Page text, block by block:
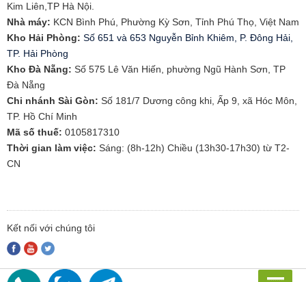
Kim Liên,TP Hà Nội.
Nhà máy: KCN Bình Phú, Phường Kỳ Sơn, Tỉnh Phú Thọ, Việt Nam
Kho Hải Phòng: Số 651 và 653 Nguyễn Bỉnh Khiêm, P. Đông Hải,
TP. Hải Phòng
​Kho Đà Nẵng: Số 575 Lê Văn Hiến, phường Ngũ Hành Sơn, TP
Đà Nẵng
Chi nhánh Sài Gòn: Số 181/7 Dương công khi, Ấp 9, xã Hóc Môn,
TP. Hồ Chí Minh
Mã số thuế: 0105817310​
Thời gian làm việc: Sáng: (8h-12h) Chiều (13h30-17h30) từ T2-
CN
Kết nối với chúng tôi